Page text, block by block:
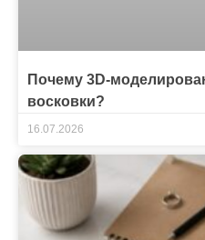
Почему 3D-
восковки?
16.07.2026